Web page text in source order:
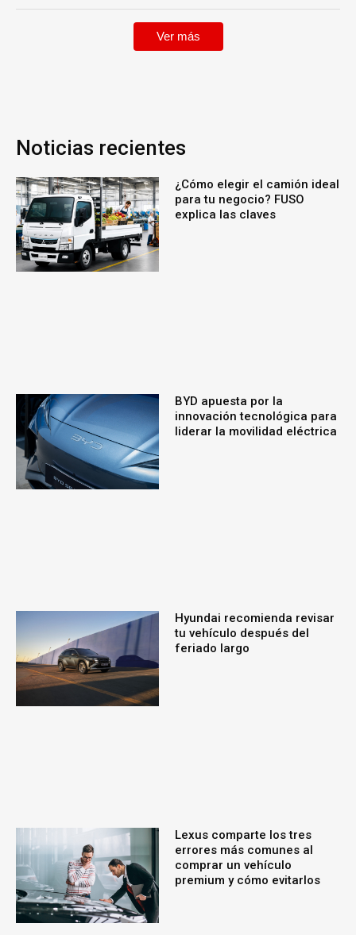
Ver más
Noticias recientes
¿Cómo elegir el camión ideal
para tu negocio? FUSO
explica las claves
BYD apuesta por la
innovación tecnológica para
liderar la movilidad eléctrica
Hyundai recomienda revisar
tu vehículo después del
feriado largo
Lexus comparte los tres
errores más comunes al
comprar un vehículo
premium y cómo evitarlos